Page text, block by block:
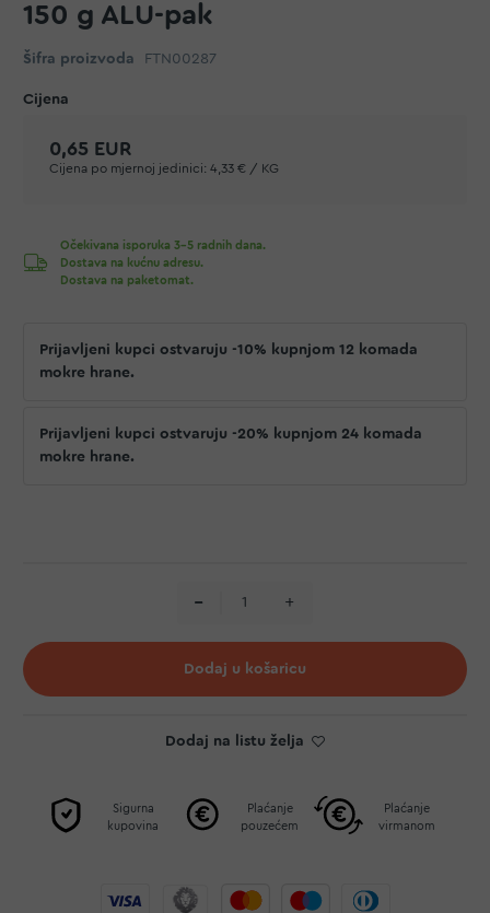
150 g ALU-pak
Šifra proizvoda FTN00287
0,65 EUR
Cijena po mjernoj jedinici: 4,33 € / KG
Očekivana isporuka 3-5 radnih dana.
Dostava na kućnu adresu.
Dostava na paketomat.
Prijavljeni kupci ostvaruju -10% kupnjom 12 komada
mokre hrane.
Prijavljeni kupci ostvaruju -20% kupnjom 24 komada
mokre hrane.
Dodaj u košaricu
Dodaj na listu želja
Sigurna
kupovina
Plaćanje
pouzećem
Plaćanje
virmanom